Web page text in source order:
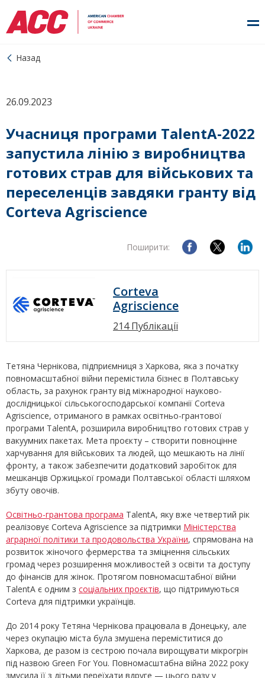
Назад
26.09.2023
Учасниця програми TalentA-2022
запустила лінію з виробництва
готових страв для військових та
переселенців завдяки гранту від
Corteva Agriscience
Поширити:
Corteva
Agriscience
214 Публікації
Тетяна Чернікова, підприємниця з Харкова, яка з початку
повномасштабної війни перемістила бізнес в Полтавську
область, за рахунок гранту від міжнародної науково-
дослідницької сільськогосподарської компанії Corteva
Agriscience, отриманого в рамках освітньо-грантової
програми TalentA, розширила виробництво готових страв у
вакуумних пакетах. Мета проєкту – створити повноцінне
харчування для військових та людей, що мешкають на лінії
фронту, а також забезпечити додатковий заробіток для
мешканців Оржицької громади Полтавської області шляхом
збуту овочів.
Освітньо-грантова програма TalentA, яку вже четвертий рік
реалізовує Corteva Agriscience за підтримки Міністерства
аграрної політики та продовольства України, спрямована на
розвиток жіночого фермерства та зміцнення сільських
громад через розширення можливостей з освіти та доступу
до фінансів для жінок. Протягом повномасштабної війни
TalentA є одним з соціальних проєктів, що підтримуються
Corteva для підтримки українців.
До 2014 року Тетяна Чернікова працювала в Донецьку, але
через окупацію міста була змушена переміститися до
Харкова, де разом із сестрою почала вирощувати мікрогрін
під назвою Green For You. Повномасштабна війна 2022 року
змусила її з дітьми переїхати вдруге — цього разу у